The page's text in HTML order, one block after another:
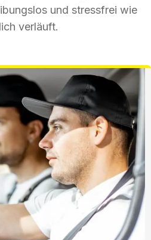
und stressfrei wie
verläuft.